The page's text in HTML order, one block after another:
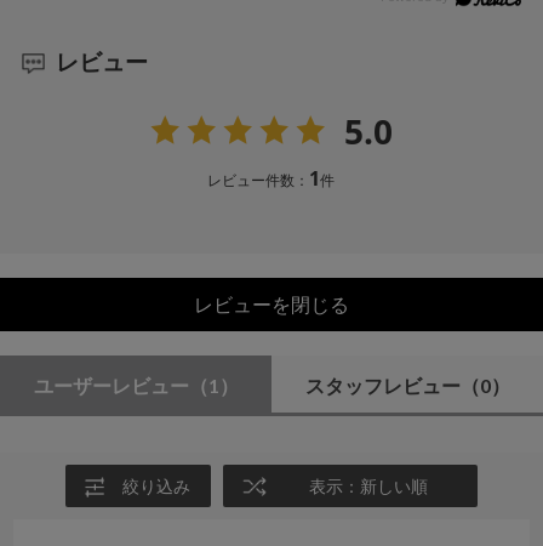
レビュー
5.0
レビュー件数： 1件
レビューを閉じる
ユーザーレビュー （1） スタッフレビュー （0）
絞り込み 表示：新しい順